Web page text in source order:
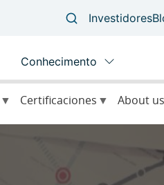
Certificaciones About us